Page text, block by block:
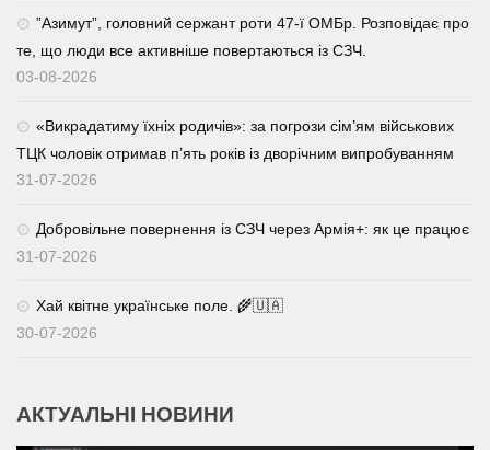
⁨”Азимут”, головний сержант роти 47-ї ОМБр. Розповідає про
те, що люди все активніше повертаються із СЗЧ.
03-08-2026
«Викрадатиму їхніх родичів»: за погрози сім’ям військових
ТЦК чоловік отримав п’ять років із дворічним випробуванням
31-07-2026
Добровільне повернення із СЗЧ через Армія+: як це працює
31-07-2026
Хай квітне українське поле. 🌾🇺🇦
30-07-2026
АКТУАЛЬНІ НОВИНИ